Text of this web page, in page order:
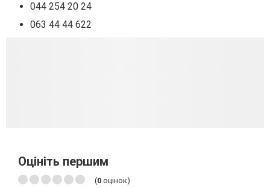
044 254 20 24
063 44 44 622
Оцініть першим
(0 оцінок)